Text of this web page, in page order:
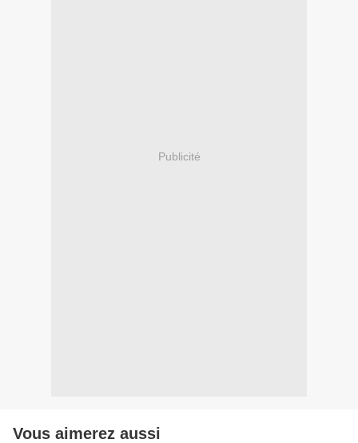
Publicité
Vous aimerez aussi